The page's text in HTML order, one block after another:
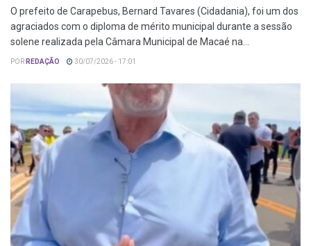
O prefeito de Carapebus, Bernard Tavares (Cidadania), foi um dos
agraciados com o diploma de mérito municipal durante a sessão
solene realizada pela Câmara Municipal de Macaé na...
POR REDAÇÃO 30/07/2026 - 17:01